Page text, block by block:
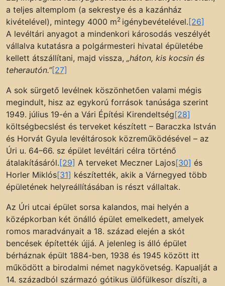
a teljes altemplom (a sekrestye és a kazánház
kivételével), mintegy 4000 m2 igénybevételével. [26]
A levéltári anyagot a mindenkori károsodás veszélyét
vállalva kutatásra a polgármesteri hivatal épületébe
kellett átszállítani, majd vissza, „háton, kis kocsin és
teherautón.”[27]
A sok sürgető levélnek köszönhetően valami mégis
megindult, hisz az egykorú források tanúsága szerint
1949. július 19-én a Vári Építési Kirendeltség[28]
költségbecslést és terveket készített – Baraczka István
és Horvát Gyula levéltárosok közreműködésével – az
Úri u. 64–66. sz épület levéltári célra történő
átalakításáról. [29] A terveket Meczner Lajos[30] és
Horler Miklós[31] készítették, akik a Várnegyed több
épületének helyreállításában is részt vállaltak.
Az Úri utcai épület sorsa kalandos, mai helyén a
középkorban két önálló épület emelkedett, amelyek
romos maradványait a 18. század elején a skót
bencések építették újjá. A jelenleg is álló épület
bérháznak épült 1884-ben, 1938 és 1945 között itt
működött a birodalmi német nagykövetség. Kapualját a
14. századból származó gótikus ülőfülkesor díszíti, a